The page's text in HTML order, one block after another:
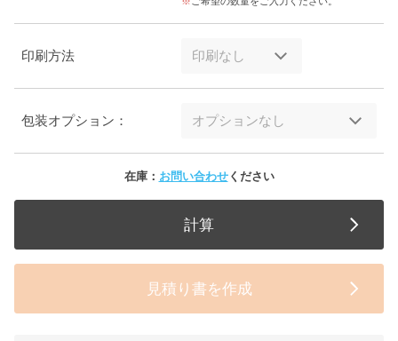
印刷方法
包装オプション：
在庫： お問い合わせください
計算
見積り書を作成